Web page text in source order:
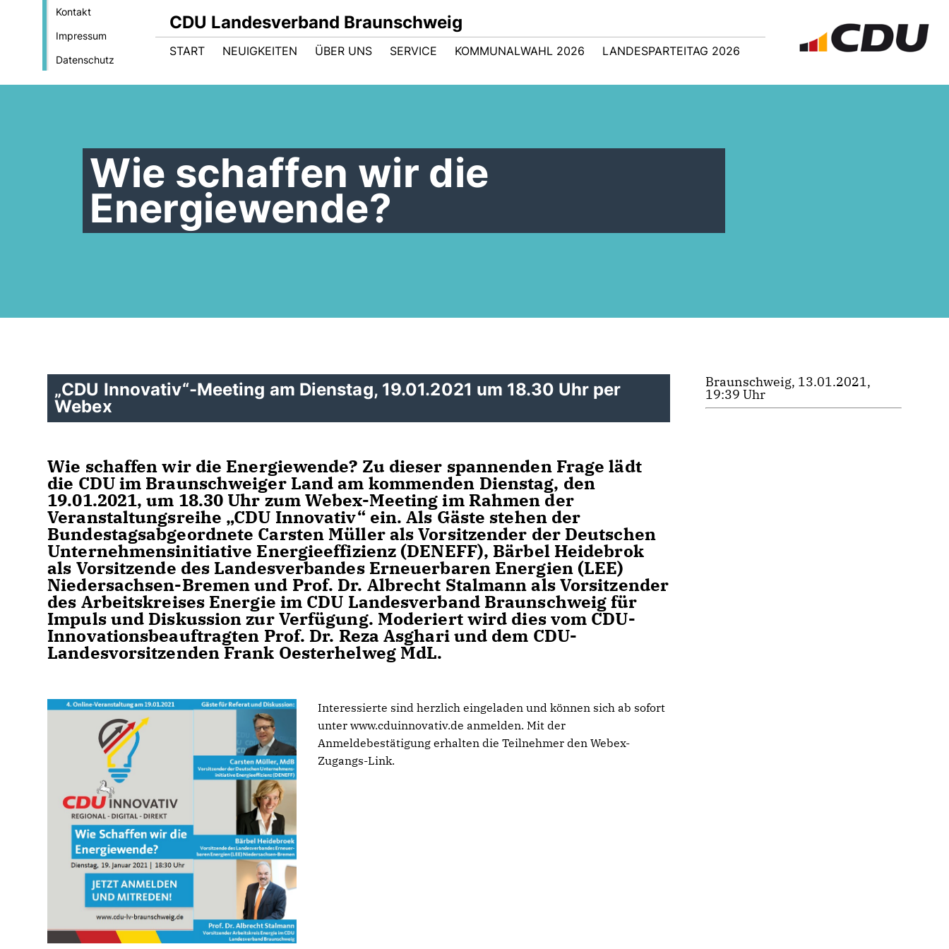
Kontakt
Impressum
Datenschutz
CDU Landesverband Braunschweig
START NEUIGKEITEN ÜBER UNS SERVICE KOMMUNALWAHL 2026 LANDESPARTEITAG 2026
Wie schaffen wir die
Energiewende?
CDU Innovativ“-Meeting am Dienstag, 19.01.2021 um 18.30 Uhr per
Webex
Wie schaffen wir die Energiewende? Zu dieser spannenden Frage lädt
die CDU im Braunschweiger Land am kommenden Dienstag, den
19.01.2021, um 18.30 Uhr zum Webex-Meeting im Rahmen der
Veranstaltungsreihe „CDU Innovativ“ ein. Als Gäste stehen der
Bundestagsabgeordnete Carsten Müller als Vorsitzender der Deutschen
Unternehmensinitiative Energieeffizienz (DENEFF), Bärbel Heidebrok
als Vorsitzende des Landesverbandes Erneuerbaren Energien (LEE)
Niedersachsen-Bremen und Prof. Dr. Albrecht Stalmann als Vorsitzender
des Arbeitskreises Energie im CDU Landesverband Braunschweig für
Impuls und Diskussion zur Verfügung. Moderiert wird dies vom CDU-
Innovationsbeauftragten Prof. Dr. Reza Asghari und dem CDU-
Landesvorsitzenden Frank Oesterhelweg MdL.
Interessierte sind herzlich eingeladen und können sich ab sofort
unter www.cduinnovativ.de anmelden. Mit der
Anmeldebestätigung erhalten die Teilnehmer den Webex-
Zugangs-Link.
Braunschweig, 13.01.2021,
19:39 Uhr